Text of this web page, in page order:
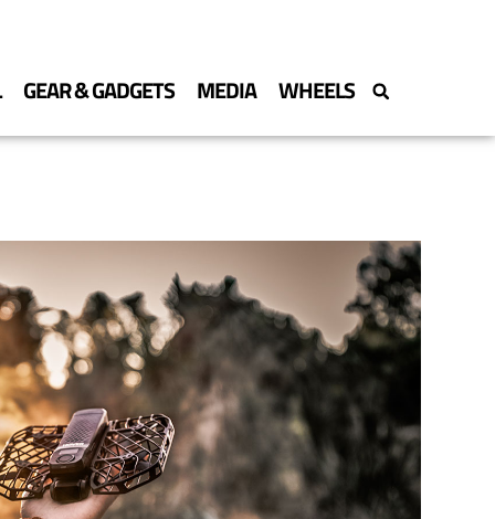
GEAR & GADGETS MEDIA WHEELS